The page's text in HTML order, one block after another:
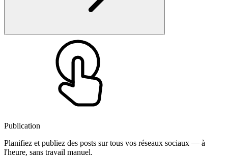
Publication
Planifiez et publiez des posts sur tous vos réseaux sociaux — à
l'heure, sans travail manuel.